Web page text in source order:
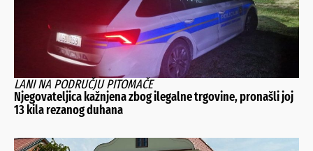
LANI NA PODRUČJU PITOMAČE
Njegovateljica kažnjena zbog ilegalne trgovine, pronašli joj
13 kila rezanog duhana